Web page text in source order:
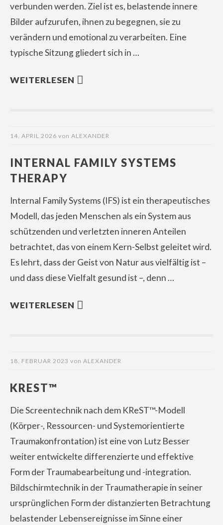
verbunden werden. Ziel ist es, belastende innere
Bilder aufzurufen, ihnen zu begegnen, sie zu
verändern und emotional zu verarbeiten. Eine
typische Sitzung gliedert sich in …
WEITERLESEN
14. APRIL 2026 von ALEXANDER
INTERNAL FAMILY SYSTEMS
THERAPY
Internal Family Systems (IFS) ist ein therapeutisches
Modell, das jeden Menschen als ein System aus
schützenden und verletzten inneren Anteilen
betrachtet, das von einem Kern-Selbst geleitet wird.
Es lehrt, dass der Geist von Natur aus vielfältig ist –
und dass diese Vielfalt gesund ist –, denn …
WEITERLESEN
18. FEBRUAR 2023 von ALEXANDER
KREST™
Die Screentechnik nach dem KReST™-Modell
(Körper-, Ressourcen- und Systemorientierte
Traumakonfrontation) ist eine von Lutz Besser
weiter entwickelte differenzierte und effektive
Form der Traumabearbeitung und -integration.
Bildschirmtechnik in der Traumatherapie in seiner
ursprünglichen Form der distanzierten Betrachtung
belastender Lebensereignisse im Sinne einer